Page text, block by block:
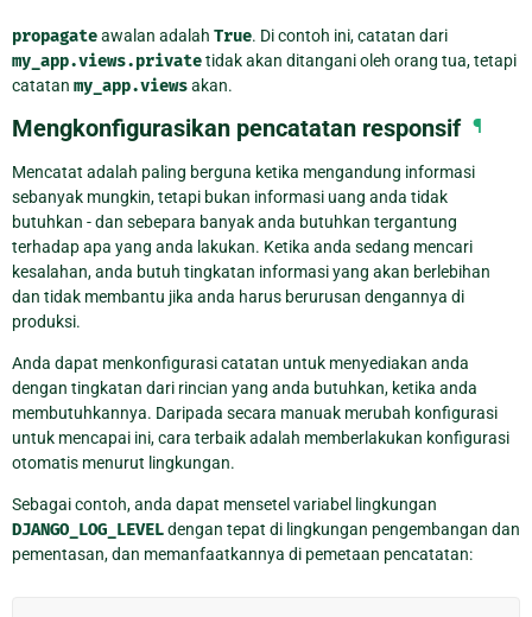
propagateawalan adalah True. Di contoh ini, catatan dari
my_app.views.privatetidak akan ditangani oleh orang tua, tetapi
catatan my_app.viewsakan.
Mengkonfigurasikan pencatatan responsif ¶
Mencatat adalah paling berguna ketika mengandung informasi
sebanyak mungkin, tetapi bukan informasi uang anda tidak
butuhkan - dan sebepara banyak anda butuhkan tergantung
terhadap apa yang anda lakukan. Ketika anda sedang mencari
kesalahan, anda butuh tingkatan informasi yang akan berlebihan
dan tidak membantu jika anda harus berurusan dengannya di
produksi.
Anda dapat menkonfigurasi catatan untuk menyediakan anda
dengan tingkatan dari rincian yang anda butuhkan, ketika anda
membutuhkannya. Daripada secara manuak merubah konfigurasi
untuk mencapai ini, cara terbaik adalah memberlakukan konfigurasi
otomatis menurut lingkungan.
Sebagai contoh, anda dapat mensetel variabel lingkungan
DJANGO_LOG_LEVELdengan tepat di lingkungan pengembangan dan
pementasan, dan memanfaatkannya di pemetaan pencatatan: